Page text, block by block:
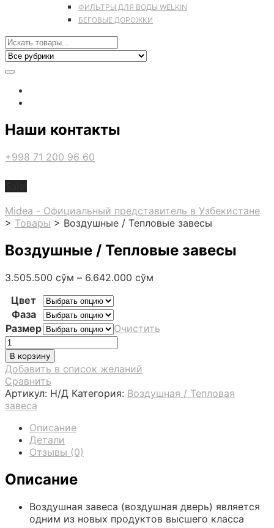
ФИЛЬТРЫ ДЛЯ ВОДЫ WELKIN
БЕГОВЫЕ ДОРОЖКИ
Наши контакты
+998 71 200 96 60
Midea - Официальный представитель в Узбекистане
> Товары > Воздушные / Тепловые завесы
Воздушные / Тепловые завесы
3.505.500 сўм – 6.642.000 сўм
Цвет
Фаза
Размер
Очистить
Количество
товара
Воздушные
/
Тепловые
завесы
В корзину
Добавить в список желаний
Сравнить
Артикул: Н/Д Категория: Воздушная / Тепловая
завеса
Описание
Детали
Отзывы (0)
Описание
Воздушная завеса (воздушная дверь) является
одним из новых продуктов высшего класса